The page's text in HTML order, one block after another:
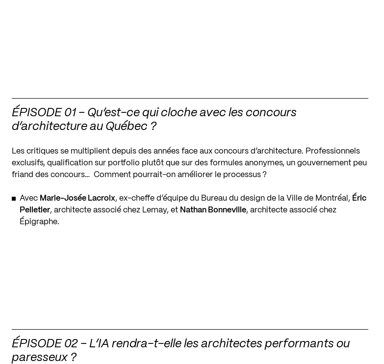
ÉPISODE 01 – Qu’est-ce qui cloche avec les concours
d’architecture au Québec ?
Les critiques se multiplient depuis des années face aux concours d’architecture. Professionnels
exclusifs, qualification sur portfolio plutôt que sur des formules anonymes, un gouvernement peu
friand des concours… Comment pourrait-on améliorer le processus ?
Avec Marie-Josée Lacroix, ex-cheffe d’équipe du Bureau du design de la Ville de Montréal , Éric
Pelletier, architecte associé chez Lemay, et Nathan Bonneville, architecte associé chez
Épigraphe.
ÉPISODE 02 – L’IA rendra-t-elle les architectes performants ou
paresseux ?